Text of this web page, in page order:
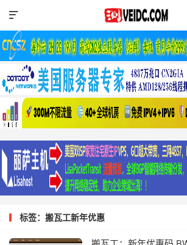

标签：搬瓦工新年优惠